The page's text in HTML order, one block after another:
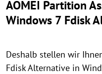
AOMEI Partition
Windows 7 Fdisk
Deshalb stellen wir
Fdisk Alternative in